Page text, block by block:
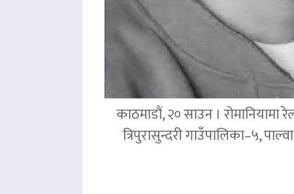
काठमाडौं, २० साउन ।
त्रिपुरासुन्दरी गाउँपालिका–५,